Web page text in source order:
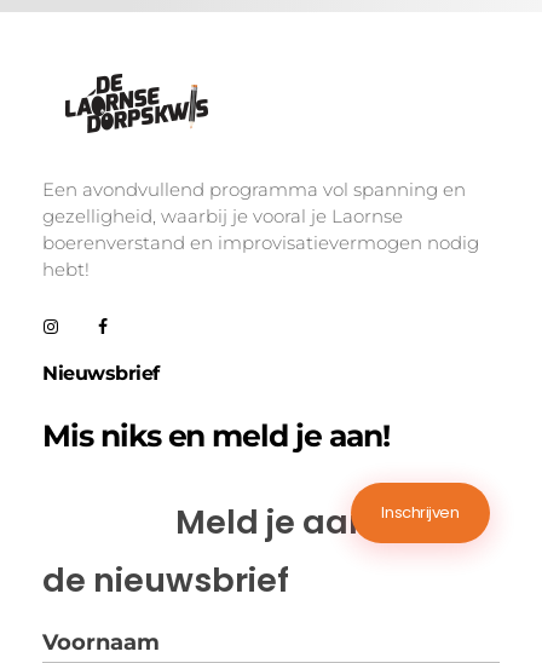
Een avondvullend programma vol spanning en
gezelligheid, waarbij je vooral je Laornse
boerenverstand en improvisatievermogen nodig
hebt!
Nieuwsbrief
Mis niks en meld je aan!
Meld je aan voor
de nieuwsbrief
Voornaam